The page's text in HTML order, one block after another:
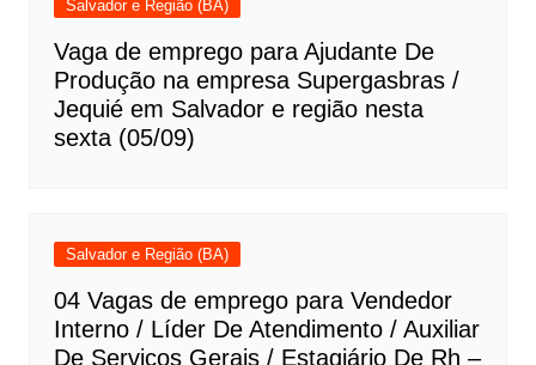
Salvador e Região (BA)
Vaga de emprego para Ajudante De
Produção na empresa Supergasbras /
Jequié em Salvador e região nesta
sexta (05/09)
Salvador e Região (BA)
04 Vagas de emprego para Vendedor
Interno / Líder De Atendimento / Auxiliar
De Serviços Gerais / Estagiário De Rh –